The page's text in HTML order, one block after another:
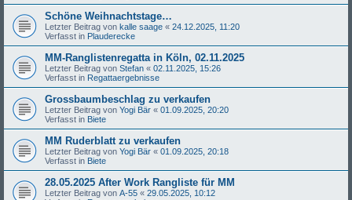
Schöne Weihnachtstage…
Letzter Beitrag von kalle saage « 24.12.2025, 11:20
Verfasst in Plauderecke
MM-Ranglistenregatta in Köln, 02.11.2025
Letzter Beitrag von Stefan « 02.11.2025, 15:26
Verfasst in Regattaergebnisse
Grossbaumbeschlag zu verkaufen
Letzter Beitrag von Yogi Bär « 01.09.2025, 20:20
Verfasst in Biete
MM Ruderblatt zu verkaufen
Letzter Beitrag von Yogi Bär « 01.09.2025, 20:18
Verfasst in Biete
28.05.2025 After Work Rangliste für MM
Letzter Beitrag von A-55 « 29.05.2025, 10:12